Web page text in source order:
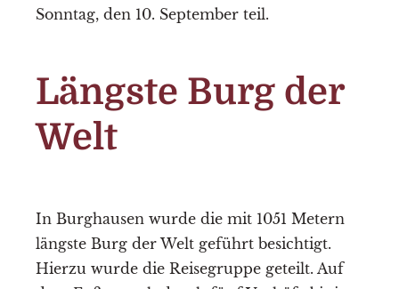
Sonntag, den 10. September teil.
Längste Burg der
Welt
In Burghausen wurde die mit 1051 Metern
längste Burg der Welt geführt besichtigt.
Hierzu wurde die Reisegruppe geteilt. Auf